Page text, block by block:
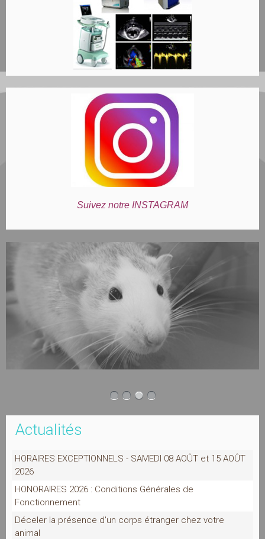
Suivez notre INSTAGRAM
Actualités
HORAIRES EXCEPTIONNELS - SAMEDI 08 AOÛT et 15 AOÛT
2026
HONORAIRES 2026 : Conditions Générales de
Fonctionnement
Déceler la présence d'un corps étranger chez votre
animal